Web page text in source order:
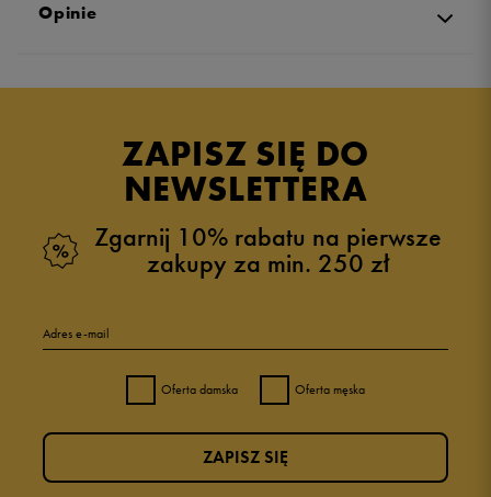
Opinie
ZAPISZ SIĘ DO
NEWSLETTERA
Zgarnij 10% rabatu na pierwsze
zakupy za min. 250 zł
Adres e-mail
Oferta damska Oferta męska
ZAPISZ SIĘ